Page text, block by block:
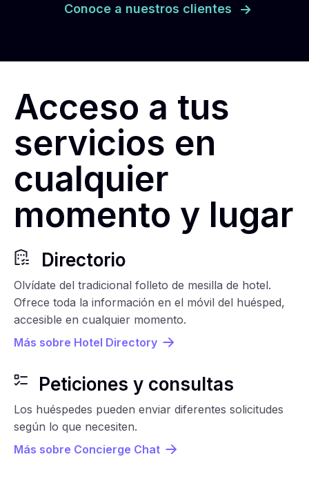
Conoce a nuestros clientes
Acceso a tus
servicios en
cualquier
momento y lugar
Directorio
Olvídate del tradicional folleto de mesilla de hotel.
Ofrece toda la información en el móvil del huésped,
accesible en cualquier momento.
Más sobre Hotel Directory
Peticiones y consultas
Los huéspedes pueden enviar diferentes solicitudes
según lo que necesiten.
Más sobre Concierge Chat